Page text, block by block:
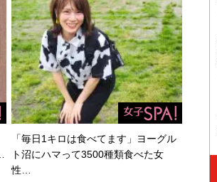
「毎日1キロは食べてます」ヨーグル
ト沼にハマって3500種類食べた女
性…